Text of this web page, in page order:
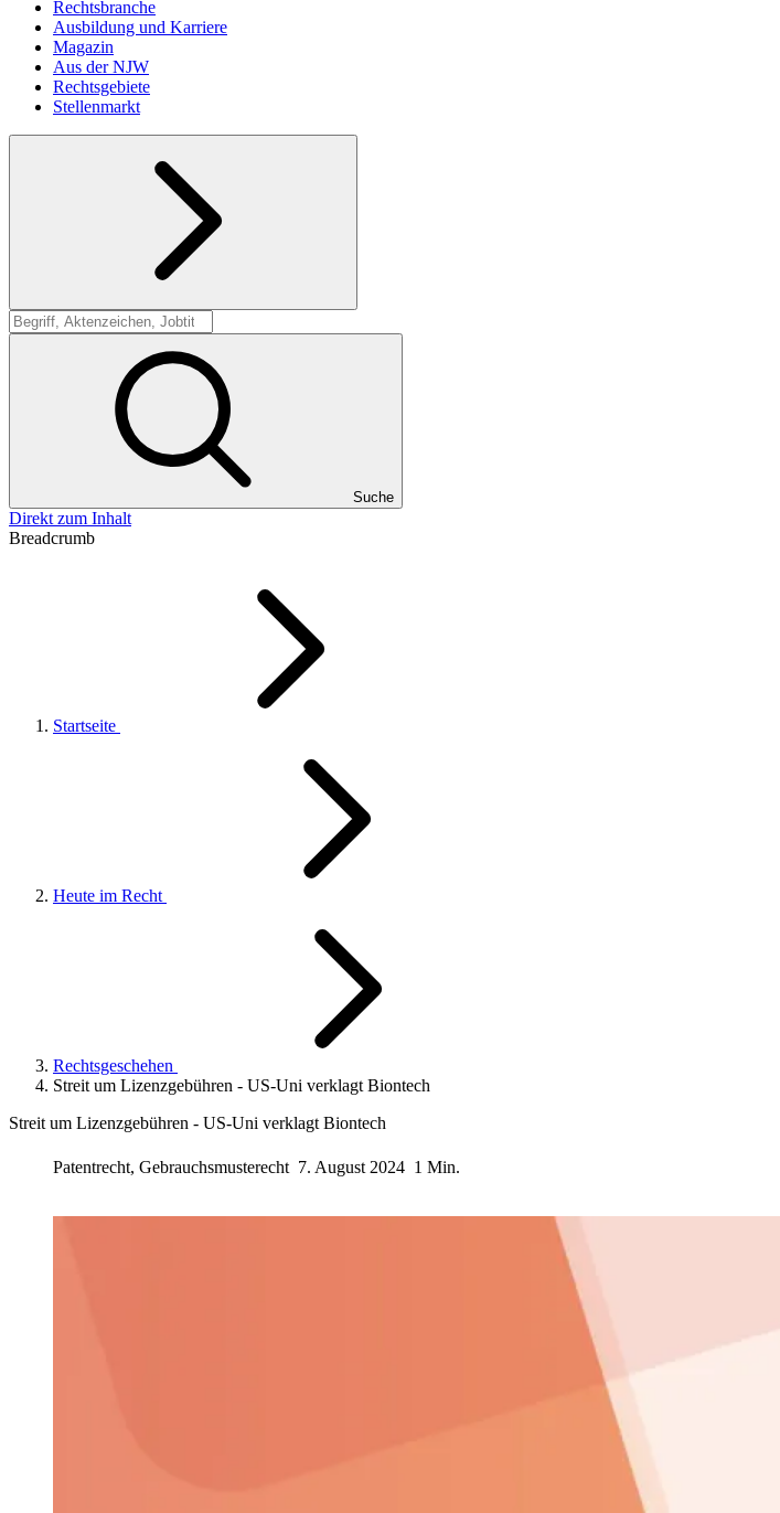
Rechtsbranche
Ausbildung und Karriere
Magazin
Aus der NJW
Rechtsgebiete
Stellenmarkt
Suche
Suche
Direkt zum Inhalt
Breadcrumb
Startseite
Heute im Recht
Rechtsgeschehen
Streit um Lizenzgebühren - US-Uni verklagt Biontech
Streit um Lizenzgebühren - US-Uni verklagt Biontech
Patentrecht, Gebrauchsmusterecht 7. August 2024 1 Min.